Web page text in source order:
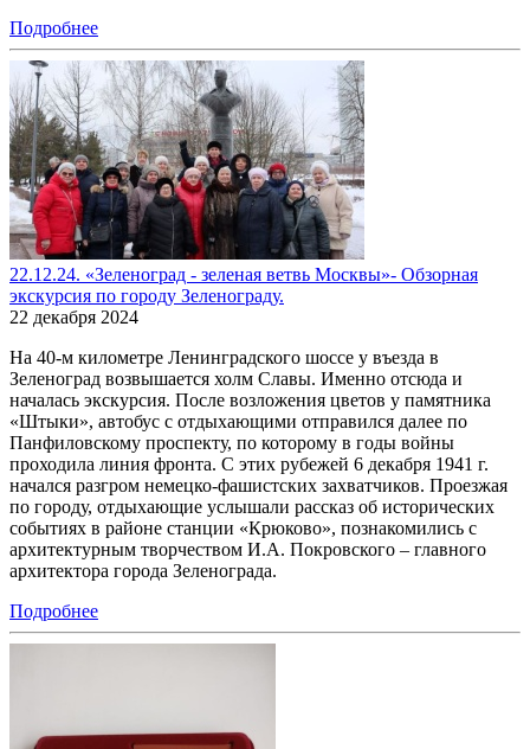
Подробнее
22.12.24. «Зеленоград - зеленая ветвь Москвы»- Обзорная
экскурсия по городу Зеленограду.
22 декабря 2024
На 40-м километре Ленинградского шоссе у въезда в
Зеленоград возвышается холм Славы. Именно отсюда и
началась экскурсия. После возложения цветов у памятника
«Штыки», автобус с отдыхающими отправился далее по
Панфиловскому проспекту, по которому в годы войны
проходила линия фронта. С этих рубежей 6 декабря 1941 г.
начался разгром немецко-фашистских захватчиков. Проезжая
по городу, отдыхающие услышали рассказ об исторических
событиях в районе станции «Крюково», познакомились с
архитектурным творчеством И.А. Покровского – главного
архитектора города Зеленограда.
Подробнее